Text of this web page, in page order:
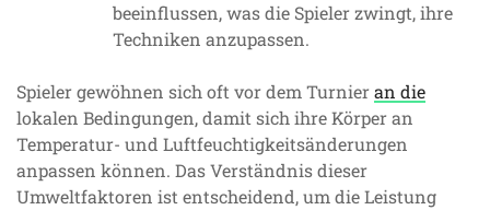
beeinflussen, was die Spieler zwingt, ihre
Techniken anzupassen.
Spieler gewöhnen sich oft vor dem Turnieran die
lokalen Bedingungen, damit sich ihre Körper an
Temperatur- und Luftfeuchtigkeitsänderungen
anpassen können. Das Verständnis dieser
Umweltfaktoren ist entscheidend, um die Leistung